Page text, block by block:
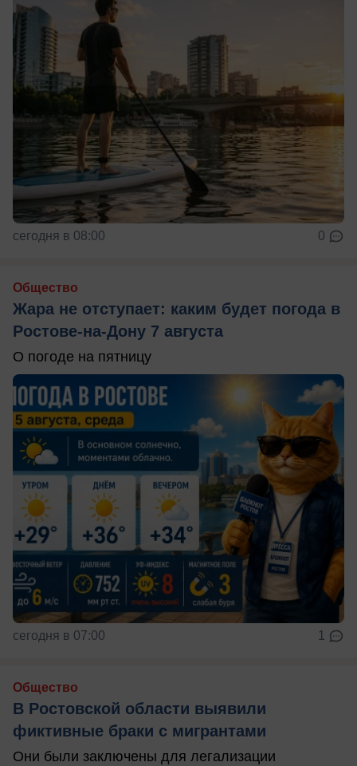
сегодня в 08:00 0
Общество
Жара не отступает: каким будет погода в
Ростове-на-Дону 7 августа
О погоде на пятницу
сегодня в 07:00 1
Общество
В Ростовской области выявили
фиктивные браки с мигрантами
Они были заключены для легализации